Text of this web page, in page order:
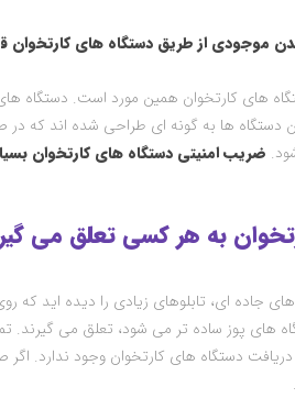
موجودی از طریق دستگاه های کارتخوان
های کارتخوان همین مورد است. دستگاه
دستگاه ها به گونه ای طراحی شده اند که
ضریب امنیتی دستگاه های کارتخوان
جاده ای، تابلوهای زیادی را دیده اید
های پوز ساده تر می شود، تعلق می گیرند.
دستگاه های کارتخوان وجود ندارد.